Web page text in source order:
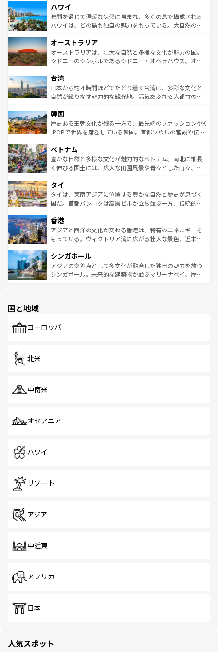
ば市内交通費無料で観光を楽しむこともできる。 なお、新
着のスイス情報はコンテンツ一覧 を参照してほしい。
のような巨大都市は、観光、ショッピング、エンターテイ
ンメントが詰まった刺激的なスポットだ。一方、アメリカ
西部には大自然が広がり、グランドキャニオンやイエロー
部のニューオーリンズでは、音楽と美食が融合した独特の
文化が魅力。旅行者はアメリカの各地域で異なる魅力を楽
しみながら、その多様性と豊かな歴史を感じることができ
ならではの贅沢な旅のスタイルだ。 なお、新着のアメリカ
情報はコンテンツ一覧を参照してほしい。
ハワイ
年間を通じて温暖な気候に恵まれ、多くの島で構成される
ハワイは、どの島も独自の魅力をもっている。大自然の神
ワイ島は見逃せない。また、定番の観光地といえばオアフ
島だが、静かな自然を求めるならマウイ島やカウアイ島が
おすすめ。エメラルドグリーンに輝く海をはじめ、豊かな
れるおもてなしの心で訪れる人々を迎えてくれるハワイの
人々、おいしいローカルフードやハワイアンミュージッ
ク、伝統的なフラダンスなど、すべてがハワイの魅力を彩
ワイを、存分に味わってほしい。 なお、新着のハワイ情報
はコンテンツ一覧を参照してほしい。
オーストラリア
オーストラリアは、壮大な自然と多様な文化が魅力の国。
シドニーのシンボルであるシドニー・オペラハウス、オー
リアリーフや大陸中央部にそびえるウルル（エアーズロッ
ク）、タスマニアの美しい原生林やケアンズの熱帯雨林な
ど、見どころがたくさん。また、カフェやワイン、オージ
いる。アクティビティも充実しており、サーフィンやダイ
ビング、ハイキングなど、アウトドア好きにはたまらな
い。オーストラリアの多彩な魅力を存分に味わいつくそ
参照してほしい。
台湾
日本から約４時間ほどでたどり着く台湾は、多彩な文化と
自然が織りなす魅力的な観光地。活気あふれる大都市の台
ン）、静ひつな山岳地帯である台湾東部など、都市の喧騒
と山間の静けさが共存しており、訪れる人に新しい発見と
驚きをもたらしてくれる。また、奥深い台湾の食文化も魅
容にもいいと評判のスイーツなど、バラエティ豊かな料理
が味わえる。 なお、新着の台湾情報は コンテンツ一覧を参
照してほしい。
韓国
歴史ある王朝文化が残る一方で、最先端のファッションやK
-POPで世界を席巻している韓国。首都ソウルの宮殿や伝統
き、地方に足を延ばせば四季折々の自然美を楽しむことが
できる。そして、キムチや焼肉、絶品のストリートフード
まで、さまざまな韓国料理が待っている。夜には、韓国な
リティに包まれながら、韓国の多彩な魅力を心ゆくまで味
わってみてほしい。 なお、新着の韓国情報はコンテンツ一
覧を参照してほしい。
ベトナム
豊かな自然と多様な文化が魅力的なベトナム。南北に細長
く伸びる国土には、広大な田園風景や青々とした山々、世
急速な発展と共に伝統が息づく。ハノイの古い町並みやホ
ーチミン市のフランス統治時代の建物も、独特の雰囲気を
醸し出している。また、バラエティの豊かさとおいしさで
とつ。フォーやバインミー、ベトナムコーヒーなどは、ぜ
ひ現地で味わいたい。どの地域を訪れてもあたたかい人々
が旅行者を迎えてくれるので、きっと忘れられない旅にな
参照してほしい。
タイ
タイは、東南アジアに位置する豊かな自然と歴史が息づく
国だ。首都バンコクは高層ビルが立ち並ぶ一方、伝統的な
の活気が交差している。北部ではチェンマイなどの山岳地
帯で自然と触れ合い、南部ではプーケットやクラビの美し
いビーチでリゾート気分を楽しむことができる。タイ料理
激する。気候は一年中温暖で、どの季節にも異なる楽しみ
が待っている。親しみやすいタイの人々、仏教を中心とし
た文化、そして多様な観光資源が、訪れる旅人を魅了し続
香港
アジアと西洋の文化が交わる香港は、特有のエネルギーを
もっている。ヴィクトリア湾に広がる壮大な景色、近未来
み、どこを訪れても感動するはず。観光スポットが密集し
ており、効率よく見どころを回れるのも魅力。息をのむよ
うな絶景から文化的な体験まで、香港を存分に楽しみ尽く
シンガポール
アジアの交差点として多文化が融合した独自の魅力を放つ
シンガポール。未来的な建築物が並ぶマリーナベイ、歴史
で、ホーカーズは地元の風情を楽しめる外せないスポット
国と地域
ヨーロッパ
北米
中南米
オセアニア
ハワイ
リゾート
アジア
中近東
アフリカ
日本
人気スポット